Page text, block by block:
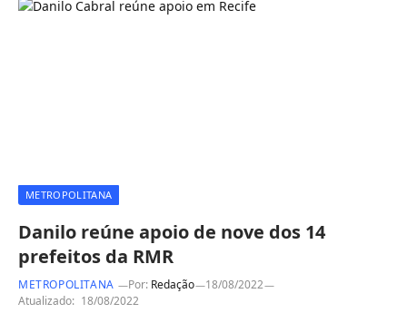
METROPOLITANA
Danilo reúne apoio de nove dos 14
prefeitos da RMR
METROPOLITANA Por: Redação
18/08/2022
Atualizado: 18/08/2022